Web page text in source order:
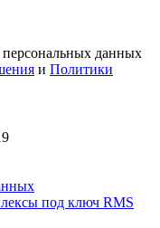
персональных данных
и Политики
под ключ RMS